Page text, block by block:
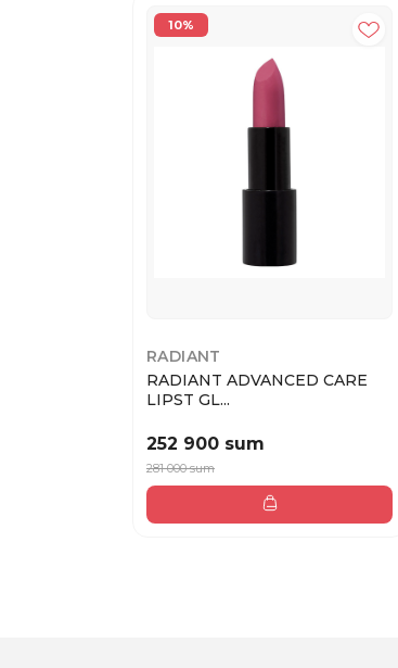
10%
RADIANT
RADIANT ADVANCED CARE
LIPST GL...
252 900 sum
281 000 sum